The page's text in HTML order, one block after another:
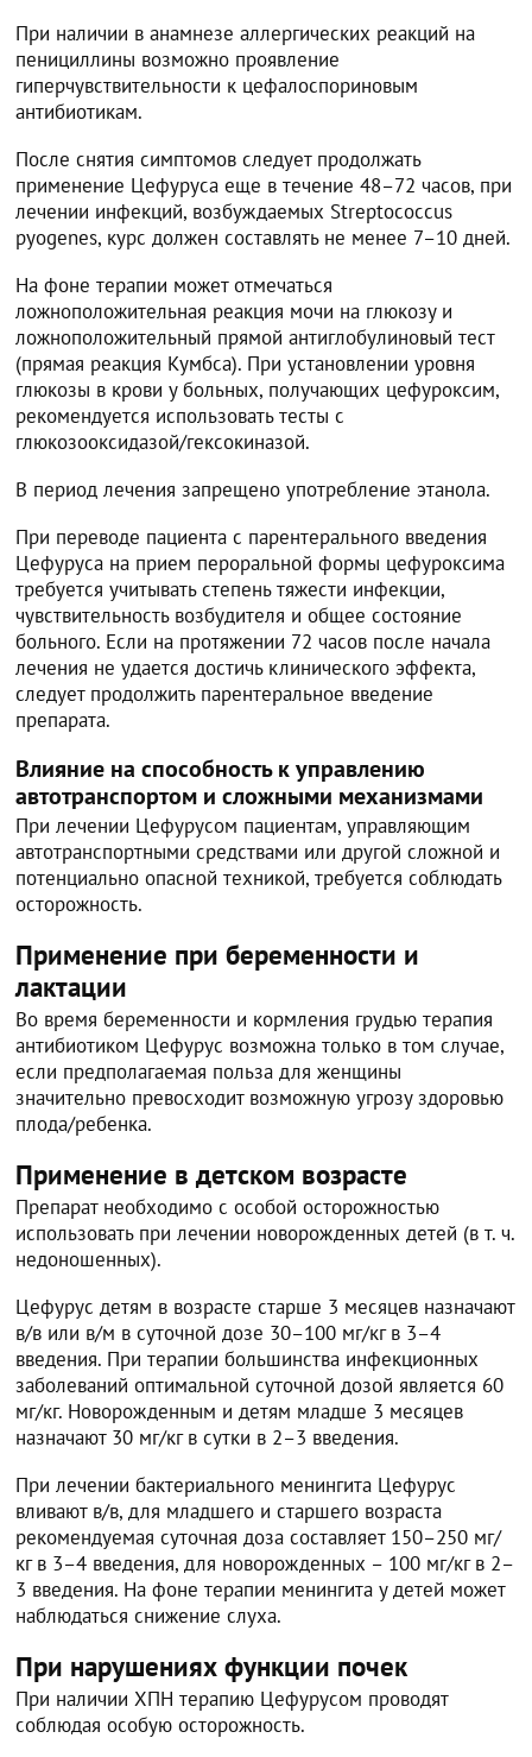
При наличии в анамнезе аллергических реакций на
пенициллины возможно проявление
гиперчувствительности к цефалоспориновым
антибиотикам.
После снятия симптомов следует продолжать
применение Цефуруса еще в течение 48–72 часов, при
лечении инфекций, возбуждаемых Streptococcus
pyogenes, курс должен составлять не менее 7–10 дней.
На фоне терапии может отмечаться
ложноположительная реакция мочи на глюкозу и
ложноположительный прямой антиглобулиновый тест
(прямая реакция Кумбса). При установлении уровня
глюкозы в крови у больных, получающих цефуроксим,
рекомендуется использовать тесты с
глюкозооксидазой/гексокиназой.
В период лечения запрещено употребление этанола.
При переводе пациента с парентерального введения
Цефуруса на прием пероральной формы цефуроксима
требуется учитывать степень тяжести инфекции,
чувствительность возбудителя и общее состояние
больного. Если на протяжении 72 часов после начала
лечения не удается достичь клинического эффекта,
следует продолжить парентеральное введение
препарата.
Влияние на способность к управлению
автотранспортом и сложными механизмами
При лечении Цефурусом пациентам, управляющим
автотранспортными средствами или другой сложной и
потенциально опасной техникой, требуется соблюдать
осторожность.
Применение при беременности и
лактации
Во время беременности и кормления грудью терапия
антибиотиком Цефурус возможна только в том случае,
если предполагаемая польза для женщины
значительно превосходит возможную угрозу здоровью
плода/ребенка.
Применение в детском возрасте
Препарат необходимо с особой осторожностью
использовать при лечении новорожденных детей (в т. ч.
недоношенных).
Цефурус детям в возрасте старше 3 месяцев назначают
в/в или в/м в суточной дозе 30–100 мг/кг в 3–4
введения. При терапии большинства инфекционных
заболеваний оптимальной суточной дозой является 60
мг/кг. Новорожденным и детям младше 3 месяцев
назначают 30 мг/кг в сутки в 2–3 введения.
При лечении бактериального менингита Цефурус
вливают в/в, для младшего и старшего возраста
рекомендуемая суточная доза составляет 150–250 мг/
кг в 3–4 введения, для новорожденных – 100 мг/кг в 2–
3 введения. На фоне терапии менингита у детей может
наблюдаться снижение слуха.
При нарушениях функции почек
При наличии ХПН терапию Цефурусом проводят
соблюдая особую осторожность.